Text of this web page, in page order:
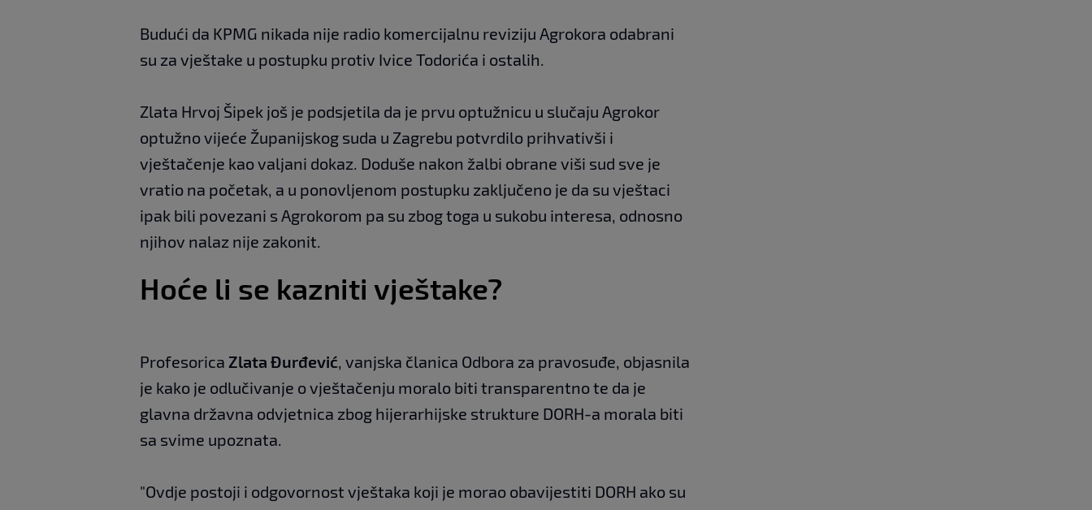
Budući da KPMG nikada nije radio komercijalnu reviziju Agrokora odabrani
su za vještake u postupku protiv Ivice Todorića i ostalih.
Zlata Hrvoj Šipek još je podsjetila da je prvu optužnicu u slučaju Agrokor
optužno vijeće Županijskog suda u Zagrebu potvrdilo prihvativši i
vještačenje kao valjani dokaz. Doduše nakon žalbi obrane viši sud sve je
vratio na početak, a u ponovljenom postupku zaključeno je da su vještaci
ipak bili povezani s Agrokorom pa su zbog toga u sukobu interesa, odnosno
njihov nalaz nije zakonit.
Hoće li se kazniti vještake?
Profesorica Zlata Đurđević , vanjska članica Odbora za pravosuđe, objasnila
je kako je odlučivanje o vještačenju moralo biti transparentno te da je
glavna državna odvjetnica zbog hijerarhijske strukture DORH-a morala biti
sa svime upoznata.
"Ovdje postoji i odgovornost vještaka koji je morao obavijestiti DORH ako su